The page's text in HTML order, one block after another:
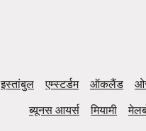
इस्तांबुल एम्स्टर्डम ऑकलैंड
ब्यूनस आयर्स
मियामी